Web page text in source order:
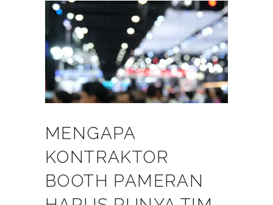
MENGAPA
KONTRAKTOR
BOOTH PAMERAN